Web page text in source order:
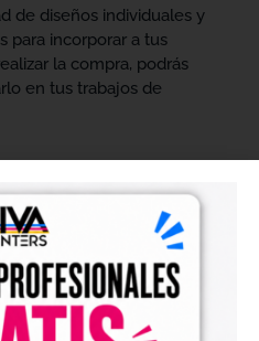
de diseños individuales y
para incorporar a tus
la compra, podrás
en tus trabajos de
DTF
son ideales para
bags, ropa infantil,
productos textiles
para facilitar la preparación